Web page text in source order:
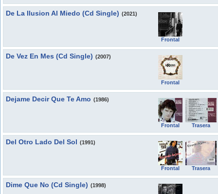
De La Ilusion Al Miedo (Cd Single) (2021)
Frontal
De Vez En Mes (Cd Single) (2007)
Frontal
Dejame Decir Que Te Amo (1986)
Frontal Trasera
Del Otro Lado Del Sol (1991)
Frontal Trasera
Dime Que No (Cd Single) (1998)